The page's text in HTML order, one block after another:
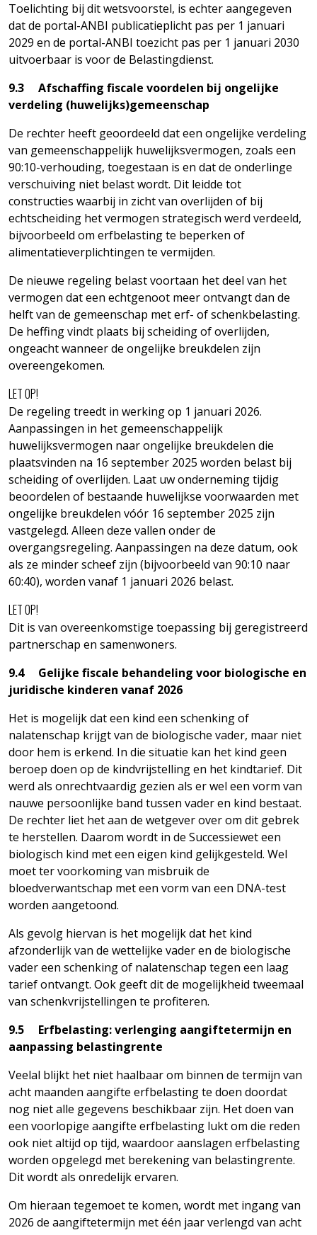
Toelichting bij dit wetsvoorstel, is echter aangegeven
dat de portal-ANBI publicatieplicht pas per 1 januari
2029 en de portal-ANBI toezicht pas per 1 januari 2030
uitvoerbaar is voor de Belastingdienst.
9.3 Afschaffing fiscale voordelen bij ongelijke
verdeling (huwelijks)gemeenschap
De rechter heeft geoordeeld dat een ongelijke verdeling
van gemeenschappelijk huwelijksvermogen, zoals een
90:10-verhouding, toegestaan is en dat de onderlinge
verschuiving niet belast wordt. Dit leidde tot
constructies waarbij in zicht van overlijden of bij
echtscheiding het vermogen strategisch werd verdeeld,
bijvoorbeeld om erfbelasting te beperken of
alimentatieverplichtingen te vermijden.
De nieuwe regeling belast voortaan het deel van het
vermogen dat een echtgenoot meer ontvangt dan de
helft van de gemeenschap met erf- of schenkbelasting.
De heffing vindt plaats bij scheiding of overlijden,
ongeacht wanneer de ongelijke breukdelen zijn
overeengekomen.
LET OP!
De regeling treedt in werking op 1 januari 2026.
Aanpassingen in het gemeenschappelijk
huwelijksvermogen naar ongelijke breukdelen die
plaatsvinden na 16 september 2025 worden belast bij
scheiding of overlijden. Laat uw onderneming tijdig
beoordelen of bestaande huwelijkse voorwaarden met
ongelijke breukdelen vóór 16 september 2025 zijn
vastgelegd. Alleen deze vallen onder de
overgangsregeling. Aanpassingen na deze datum, ook
als ze minder scheef zijn (bijvoorbeeld van 90:10 naar
60:40), worden vanaf 1 januari 2026 belast.
LET OP!
Dit is van overeenkomstige toepassing bij geregistreerd
partnerschap en samenwoners.
9.4 Gelijke fiscale behandeling voor biologische en
juridische kinderen vanaf 2026
Het is mogelijk dat een kind een schenking of
nalatenschap krijgt van de biologische vader, maar niet
door hem is erkend. In die situatie kan het kind geen
beroep doen op de kindvrijstelling en het kindtarief. Dit
werd als onrechtvaardig gezien als er wel een vorm van
nauwe persoonlijke band tussen vader en kind bestaat.
De rechter liet het aan de wetgever over om dit gebrek
te herstellen. Daarom wordt in de Successiewet een
biologisch kind met een eigen kind gelijkgesteld. Wel
moet ter voorkoming van misbruik de
bloedverwantschap met een vorm van een DNA-test
worden aangetoond.
Als gevolg hiervan is het mogelijk dat het kind
afzonderlijk van de wettelijke vader en de biologische
vader een schenking of nalatenschap tegen een laag
tarief ontvangt. Ook geeft dit de mogelijkheid tweemaal
van schenkvrijstellingen te profiteren.
9.5 Erfbelasting: verlenging aangiftetermijn en
aanpassing belastingrente
Veelal blijkt het niet haalbaar om binnen de termijn van
acht maanden aangifte erfbelasting te doen doordat
nog niet alle gegevens beschikbaar zijn. Het doen van
een voorlopige aangifte erfbelasting lukt om die reden
ook niet altijd op tijd, waardoor aanslagen erfbelasting
worden opgelegd met berekening van belastingrente.
Dit wordt als onredelijk ervaren.
Om hieraan tegemoet te komen, wordt met ingang van
2026 de aangiftetermijn met één jaar verlengd van acht